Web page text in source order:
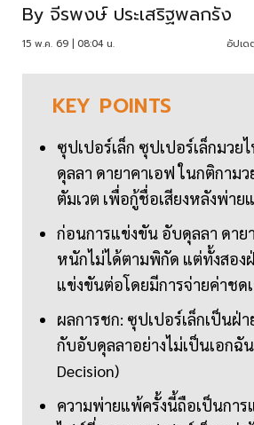
By จีรพงษ์ ประเสริฐพลกรัง
15 พ.ค. 69 | 08:04 น. อัปเด
KEY POINTS
ซุปเปอร์เล็ก ซุปเปอร์เล็กมว
ดุลลา ดายาคาเอฟ ในกติกาม
ตัมเวต เพื่อกู้ชื่อเสียงหลังพ่า
ก่อนการแข่งขัน อับดุลลา ดาย
หนักไม่ได้ตามพิกัด แต่ทั้งสอง
แข่งขันต่อโดยมีการจ่ายค่าชด
ผลการชก: ซุปเปอร์เล็กเป็นฝ่
กับอับดุลลาอย่างไม่เป็นเอกฉั
Decision)
ความพ่ายแพ้ครั้งนี้ถือเป็นกา